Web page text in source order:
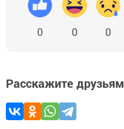
0 0 0
Расскажите друзьям